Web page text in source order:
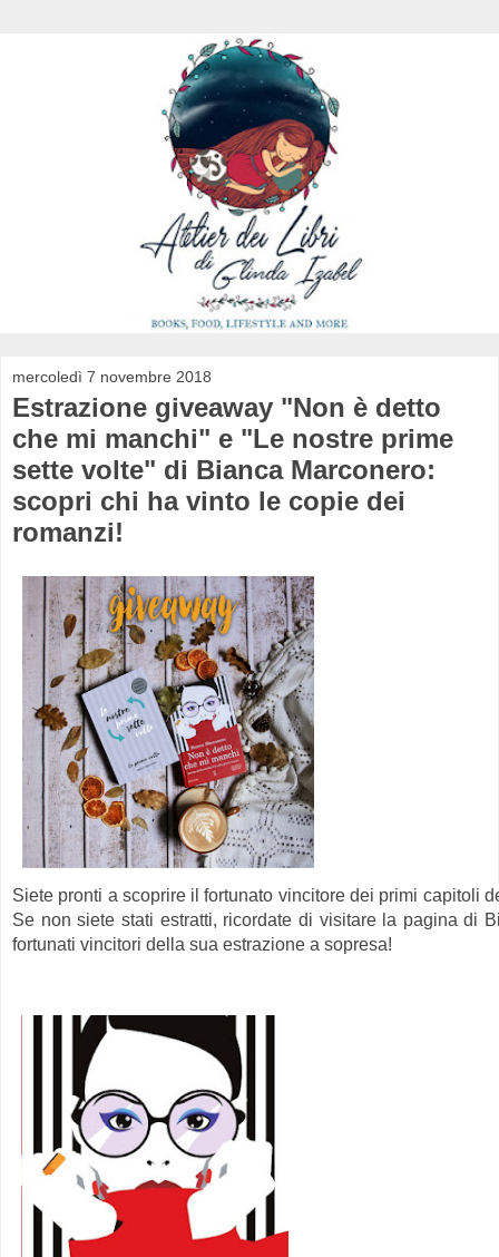
mercoledì 7 novembre 2018
Estrazione giveaway "Non è detto
che mi manchi" e "Le nostre prime
sette volte" di Bianca Marconero:
scopri chi ha vinto le copie dei
romanzi!
Siete pronti a scoprire il fortunato vincitore dei primi capitoli
Se non siete stati estratti, ricordate di visitare la pagina di
fortunati vincitori della sua estrazione a sopresa!